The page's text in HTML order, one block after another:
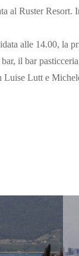
al Ruster
alle 14.00, la
il bar
Luise Lutt e